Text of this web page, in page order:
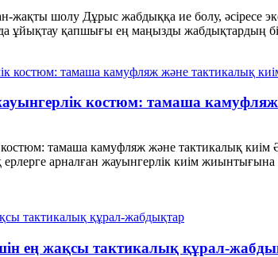
шолу Дұрыс жабдыққа ие болу, әсіресе
ұйықтау қапшығы ең маңызды жабдықтардың
костюм: тамаша
тамаша камуфляж және тактикалық
арналған жауынгерлік киім
ең жақсы тактикалық құрал-